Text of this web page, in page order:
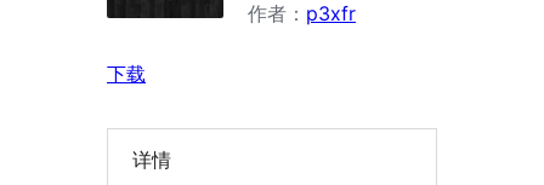
作者： p3xfr
下载
详情